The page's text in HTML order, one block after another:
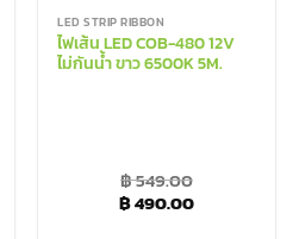
LED STRIP RIBBON
ไฟเส้น LED COB-480 12V
ไม่กันน้ำ ขาว 6500K 5M.
฿549.00
Original price was: ฿
฿490.00Current